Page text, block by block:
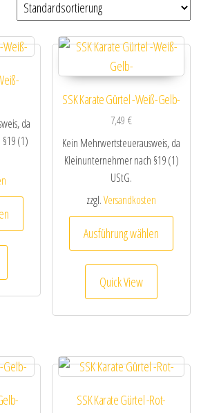
da
(1)
Dieses Produkt weist mehrere Varianten
SSK Karate Gürtel -Weiß-Gelb-
7,49€
Kein Mehrwertsteuerausweis, da
Kleinunternehmer nach §19 (1)
UStG.
zzgl.Versandkosten
Ausführung wählen
Quick View
SSK Karate Gürtel -Rot-